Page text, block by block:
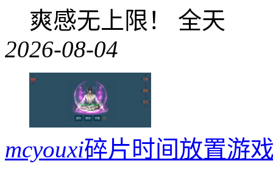
爽感无上限！ 全天
2026-08-04
mcyouxi碎片时间放置游